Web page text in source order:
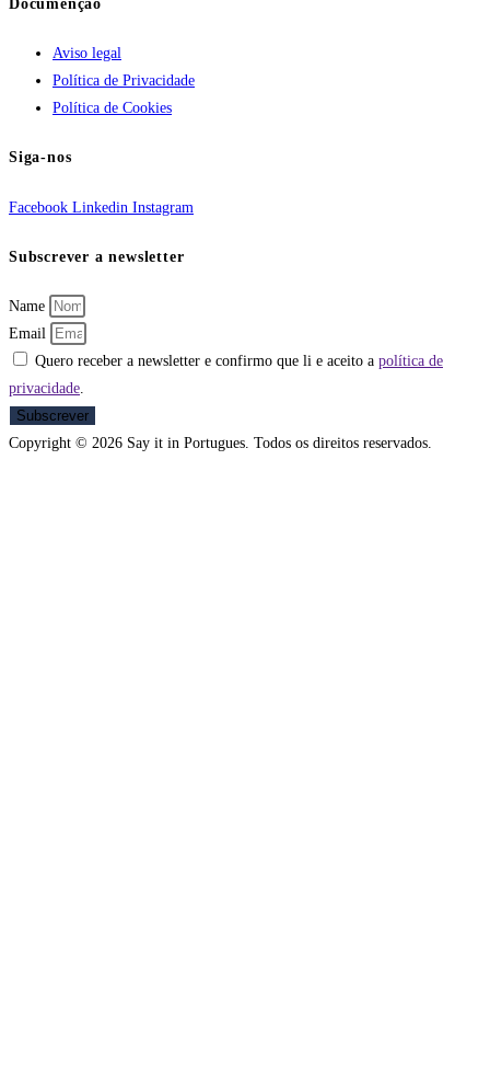
Documenção
Aviso legal
Política de Privacidade
Política de Cookies
Siga-nos
Facebook Linkedin Instagram
Subscrever a newsletter
Name
Email
Quero receber a newsletter e confirmo que li e aceito a política de
privacidade.
Subscrever
Copyright © 2026 Say it in Portugues. Todos os direitos reservados.